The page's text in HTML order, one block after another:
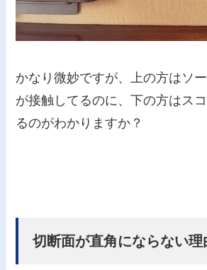
かなり微妙ですが、上の方はソ
が接触してるのに、下の方はス
るのがわかりますか？
切断面が直角にならない理